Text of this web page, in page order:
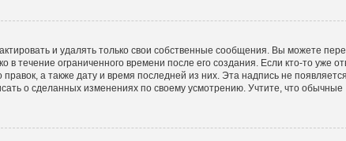
и удалять только свои собственные сообщения. Вы можете
в течение ограниченного времени после его создания. Если кто-то уже
а также дату и время последней из них. Эта надпись не
о сделанных изменениях по своему усмотрению. Учтите, что обычные